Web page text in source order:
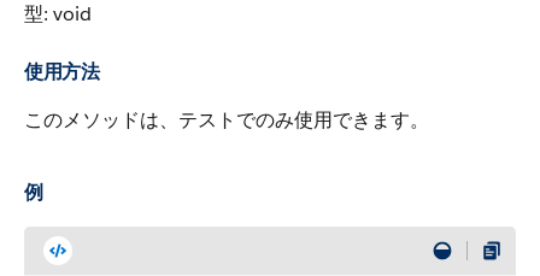
型: void
使用方法
このメソッドは、テストでのみ使用できます。
例